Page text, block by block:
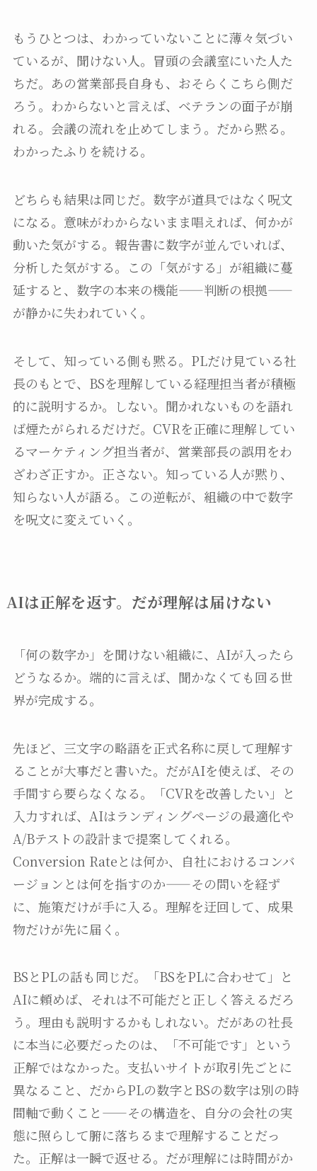
もうひとつは、わかっていないことに薄々気づい
ているが、聞けない人。冒頭の会議室にいた人た
ちだ。あの営業部長自身も、おそらくこちら側だ
ろう。わからないと言えば、ベテランの面子が崩
れる。会議の流れを止めてしまう。だから黙る。
わかったふりを続ける。
どちらも結果は同じだ。数字が道具ではなく呪文
になる。意味がわからないまま唱えれば、何かが
動いた気がする。報告書に数字が並んでいれば、
分析した気がする。この「気がする」が組織に蔓
延すると、数字の本来の機能——判断の根拠——
が静かに失われていく。
そして、知っている側も黙る。PLだけ見ている社
長のもとで、BSを理解している経理担当者が積極
的に説明するか。しない。聞かれないものを語れ
ば煙たがられるだけだ。CVRを正確に理解してい
るマーケティング担当者が、営業部長の誤用をわ
ざわざ正すか。正さない。知っている人が黙り、
知らない人が語る。この逆転が、組織の中で数字
を呪文に変えていく。
AIは正解を返す。だが理解は届けない
「何の数字か」を聞けない組織に、AIが入ったら
どうなるか。端的に言えば、聞かなくても回る世
界が完成する。
先ほど、三文字の略語を正式名称に戻して理解す
ることが大事だと書いた。だがAIを使えば、その
手間すら要らなくなる。「CVRを改善したい」と
入力すれば、AIはランディングページの最適化や
A/Bテストの設計まで提案してくれる。
Conversion Rateとは何か、自社におけるコンバ
ージョンとは何を指すのか——その問いを経ず
に、施策だけが手に入る。理解を迂回して、成果
物だけが先に届く。
BSとPLの話も同じだ。「BSをPLに合わせて」と
AIに頼めば、それは不可能だと正しく答えるだろ
う。理由も説明するかもしれない。だがあの社長
に本当に必要だったのは、「不可能です」という
正解ではなかった。支払いサイトが取引先ごとに
異なること、だからPLの数字とBSの数字は別の時
間軸で動くこと——その構造を、自分の会社の実
態に照らして腑に落ちるまで理解することだっ
た。正解は一瞬で返せる。だが理解には時間がか